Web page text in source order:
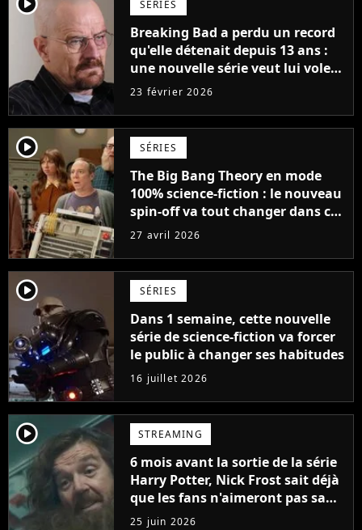
SÉRIES
Breaking Bad a perdu un record
qu'elle détenait depuis 13 ans :
une nouvelle série veut lui voler
le titre de meilleur épisode de
23 février 2026
player2 SÉRIES
The Big Bang Theory en mode
100% science-fiction : le nouveau
spin-off va tout changer dans cet
univers avec des mondes
27 avril 2026
player2 SÉRIES
Dans 1 semaine, cette nouvelle
série de science-fiction va forcer
le public à changer ses habitudes
16 juillet 2026
player2 STREAMING
6 mois avant la sortie de la série
Harry Potter, Nick Frost sait déjà
que les fans n'aimeront pas sa
version de Hagrid
25 juin 2026